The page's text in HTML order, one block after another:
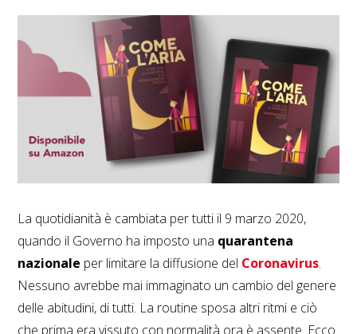
La quotidianità è cambiata per tutti il 9 marzo 2020,
quando il Governo ha imposto una quarantena
nazionale per limitare la diffusione del Coronavirus.
Nessuno avrebbe mai immaginato un cambio del genere
delle abitudini, di tutti. La routine sposa altri ritmi e ciò
che prima era vissuto con normalità ora è assente. Ecco